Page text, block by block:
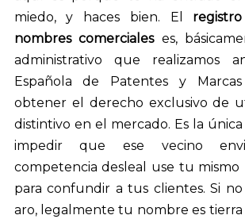
miedo, y haces bien. El
nombres comercialeses,
administrativo que realizamos
Española de Patentes y
obtener el derecho exclusivo de
distintivo en el mercado. Es la
impedir que ese vecino
competencia desleal use tu
para confundir a tus clientes. Si no
aro, legalmente tu nombre es tierra